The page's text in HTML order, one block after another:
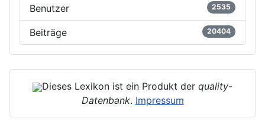
Benutzer 2535
Beiträge 20404
Dieses Lexikon ist ein Produkt der quality-
Datenbank. Impressum